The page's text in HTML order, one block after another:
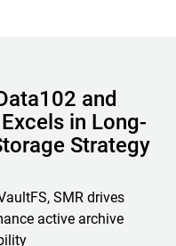
Object Storage
deliver integrated
initiatives